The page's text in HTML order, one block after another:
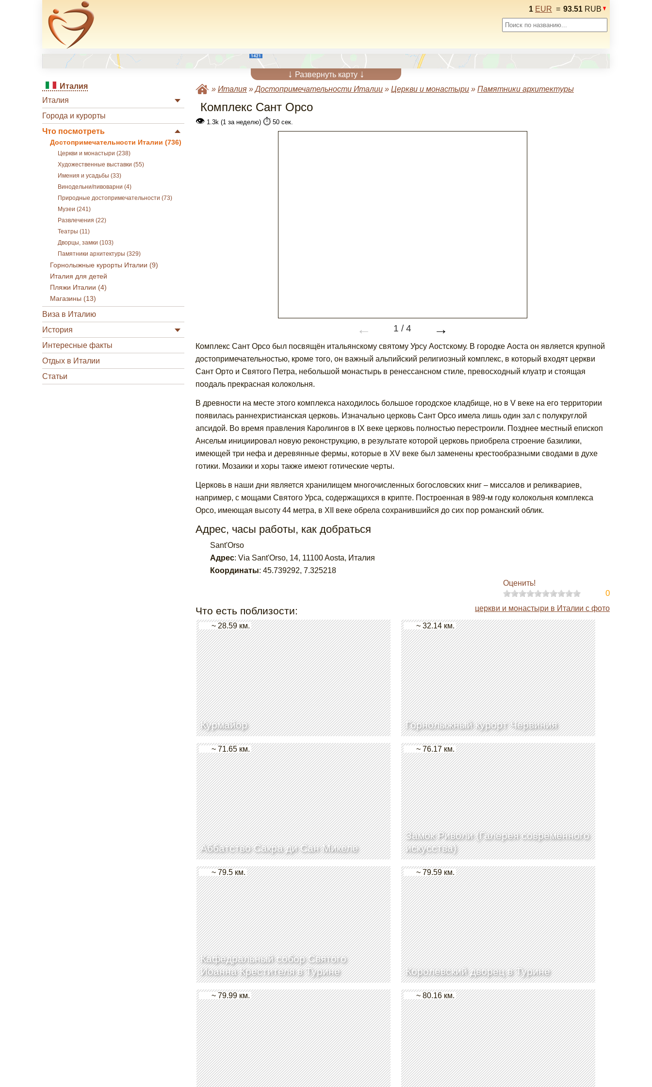
1 EUR = 93.51 RUB
↓ Развернуть карту ↓
Италия
Италия
Города и курорты
Что посмотреть
Достопримечательности Италии (736)
Церкви и монастыри (238)
Художественные выставки (55)
Имения и усадьбы (33)
Винодельни/пивоварни (4)
Природные достопримечательности (73)
Музеи (241)
Развлечения (22)
Театры (11)
Дворцы, замки (103)
Памятники архитектуры (329)
Горнолыжные курорты Италии (9)
Италия для детей
Пляжи Италии (4)
Магазины (13)
Виза в Италию
История
Интересные факты
Отдых в Италии
Статьи
» Италия»Достопримечательности Италии» Церкви и монастыри» Памятники архитектуры
Комплекс Сант Орсо
👁1.3k (1 за неделю) ⏱️50 сек.
← 1 /4 →
Комплекс Сант Орсо был посвящён итальянскому святому Урсу Аостскому. В городке Аоста он является крупной
достопримечательностью, кроме того, он важный альпийский религиозный комплекс, в который входят церкви
Сант Орто и Святого Петра, небольшой монастырь в ренессансном стиле, превосходный клуатр и стоящая
поодаль прекрасная колокольня.
В древности на месте этого комплекса находилось большое городское кладбище, но в V веке на его территории
появилась раннехристианская церковь. Изначально церковь Сант Орсо имела лишь один зал с полукруглой
апсидой. Во время правления Каролингов в IX веке церковь полностью перестроили. Позднее местный епископ
Ансельм инициировал новую реконструкцию, в результате которой церковь приобрела строение базилики,
имеющей три нефа и деревянные фермы, которые в XV веке был заменены крестообразными сводами в духе
готики. Мозаики и хоры также имеют готические черты.
Церковь в наши дни является хранилищем многочисленных богословских книг – миссалов и реликвариев,
например, с мощами Святого Урса, содержащихся в крипте. Построенная в 989-м году колокольня комплекса
Орсо, имеющая высоту 44 метра, в XII веке обрела сохранившийся до сих пор романский облик.
Адрес, часы работы, как добраться
Sant'Orso
Адрес: Via Sant'Orso, 14, 11100 Aosta, Италия
Координаты: 45.739292, 7.325218
Оценить!
0
Что есть поблизости: церкви и монастыри в Италии с фото
Курмайор
~ 28.59 км.
Горнолыжный курорт Червиния
~ 32.14 км.
Аббатство Сакра ди Сан Микеле
~ 71.65 км.
Замок Риволи (Галерея современного
искусства)
~ 76.17 км.
Кафедральный собор Святого
Иоанна Крестителя в Турине
~ 79.5 км.
Королевский дворец в Турине
~ 79.59 км.
~ 79.99 км. ~ 80.16 км.